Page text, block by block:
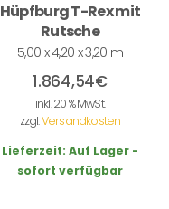
Hüpfburg T-Rex mit
Rutsche
5,00 x 4,20 x 3,20 m
1.864,54€
inkl. 20 % MwSt.
zzgl.Versandkosten
Lieferzeit: Auf Lager -
sofort verfügbar